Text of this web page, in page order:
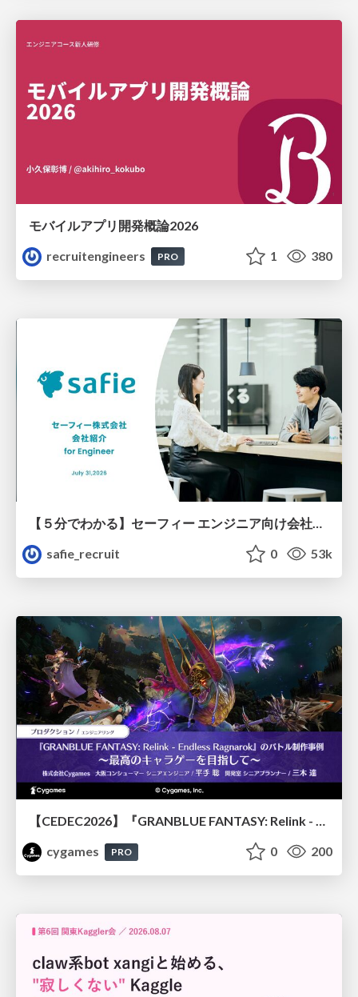
モバイルアプリ開発概論2026
recruitengineers
PRO 1 380
【５分でわかる】セーフィー エンジニア向け会社紹介
safie_recruit
0 53k
【CEDEC2026】『GRANBLUE FANTASY: Relink - Endless Ragnarok』のバトル制作事例 ～最高のキャラゲーを目指して～
cygames
PRO 0 200